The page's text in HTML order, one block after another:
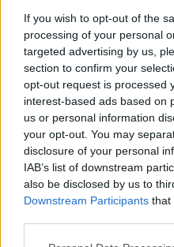
If you wish to opt-out of the
processing of your personal
targeted advertising by us,
section to confirm your
opt-out request is processed
interest-based ads based on
us or personal information
your opt-out. You may
disclosure of your personal
IAB’s list of downstream
also be disclosed by us to
Downstream Participants that
τέλος στη ζωή του
Άμεσα έσπευσε
ΕΚΑΒ όμως ήταν
Από την έρευνα
Αστυνομία